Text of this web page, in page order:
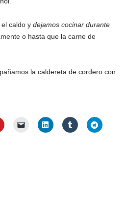
caldo y dejamos cocinar durante
o hasta que la carne de
la caldereta de cordero con